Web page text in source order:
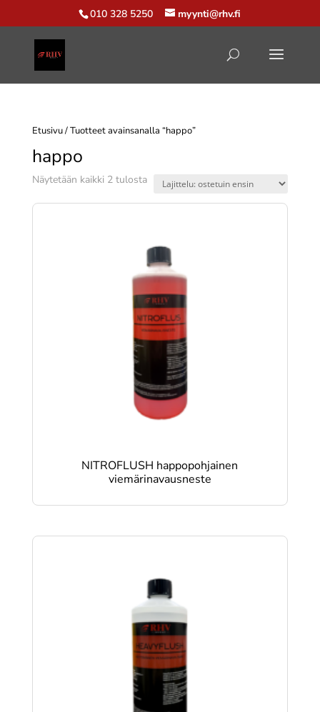
010 328 5250 myynti@rhv.fi
Etusivu/ Tuotteet avainsanalla “happo”
happo
Näytetään kaikki 2 tulostaSuosituimmat
ensin
NITROFLUSH happopohjainen
viemärinavausneste